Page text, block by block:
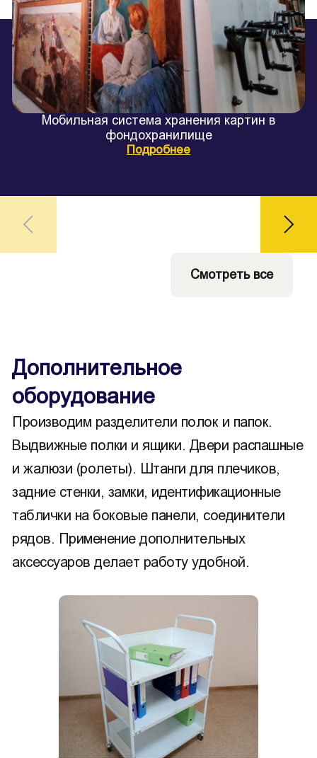
Мобильная система хранения картин в
фондохранилище
Подробнее
Смотреть все
Дополнительное
оборудование
Производим разделители полок и папок.
Выдвижные полки и ящики. Двери распашные
и жалюзи (ролеты). Штанги для плечиков,
задние стенки, замки, идентификационные
таблички на боковые панели, соединители
рядов. Применение дополнительных
аксессуаров делает работу удобной.